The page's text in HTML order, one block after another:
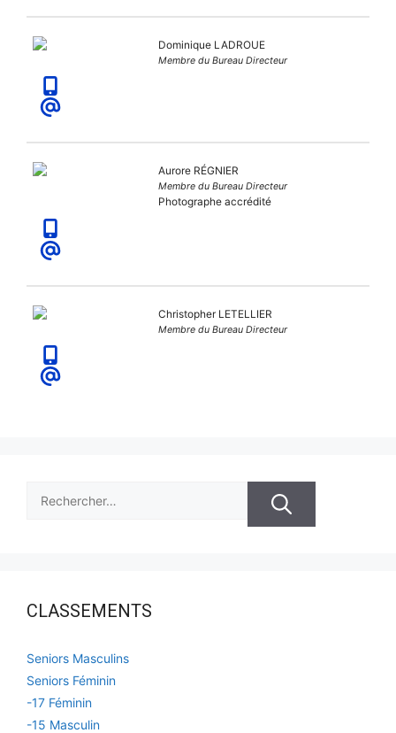
Dominique LADROUE
Membre du Bureau Directeur
Aurore RÉGNIER
Membre du Bureau Directeur
Photographe accrédité
Christopher LETELLIER
Membre du Bureau Directeur
CLASSEMENTS
Seniors Masculins
Seniors Féminin
-17 Féminin
-15 Masculin